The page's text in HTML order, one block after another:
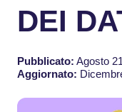
DEI
Pubblicato: Agosto
Aggiornato: